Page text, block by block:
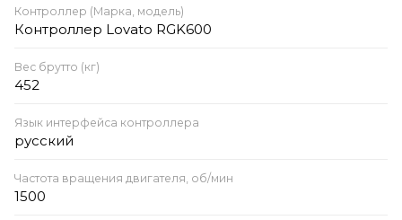
Контроллер (Марка, модель)
Контроллер Lovato RGK600
Вес брутто (кг)
452
Язык интерфейса контроллера
русский
Частота вращения двигателя, об/мин
1500